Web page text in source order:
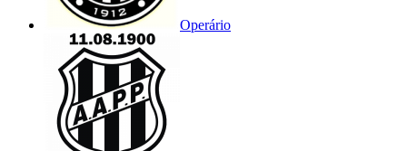
Operário